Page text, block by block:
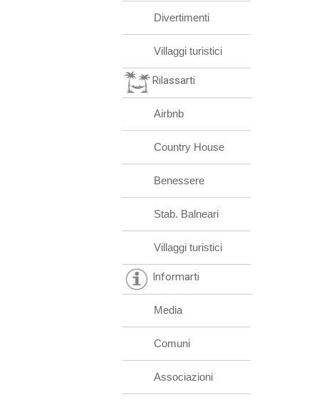
Divertimenti
Villaggi turistici
Rilassarti
Airbnb
Country House
Benessere
Stab. Balneari
Villaggi turistici
Informarti
Media
Comuni
Associazioni